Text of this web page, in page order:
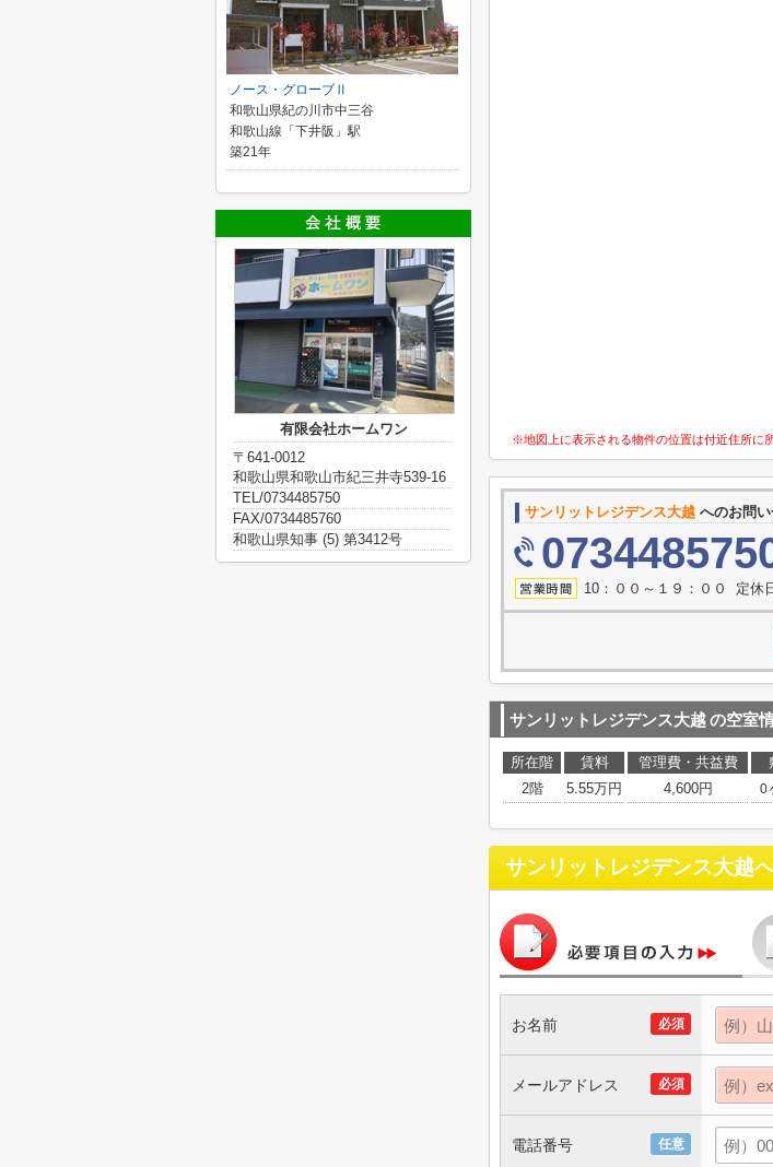
※地図上に表示される物件の位置は付近住所に
サンリットレジデンス大越 へのお問
10：００～１９：００ 定休
サンリットレジデンス大越の空室
所在階 賃料 管理費・共益費
2階
5.55万円 4,600円 0
サンリットレジデンス大越
必須
お名前
必須
メールアドレス
任意
電話番号
ノース・グローブⅡ
和歌山県紀の川市中三谷
和歌山線「下井阪」駅
築21年
有限会社ホームワン
〒641-0012
和歌山県和歌山市紀三井寺539-16
TEL/0734485750
FAX/0734485760
和歌山県知事 (5) 第3412号